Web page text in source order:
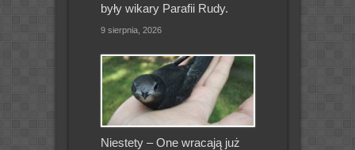
były wikary Parafii Rudy.
9 sierpnia, 2026
Niestety – One wracają już